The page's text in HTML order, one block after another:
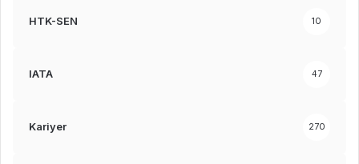
HTK-SEN 10
IATA 47
Kariyer 270